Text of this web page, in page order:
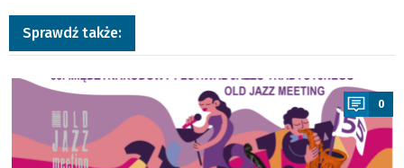
Sprawdź także:
a
0